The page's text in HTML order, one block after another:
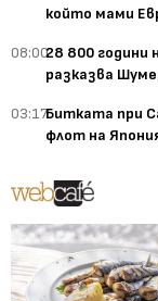
който мами
08:0028 800 години
разказва
03:17Битката при
флот на